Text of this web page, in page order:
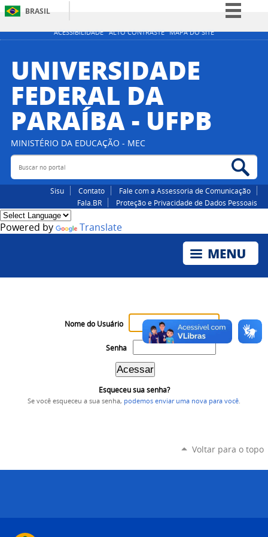
ACESSIBILIDADE ALTO CONTRASTE MAPA DO SITE
BRASIL
Simplifique!
Participe
Acesso à informação
Canais
UNIVERSIDADE
FEDERAL DA
PARAÍBA - UFPB
MINISTÉRIO DA EDUCAÇÃO - MEC
Buscar no portal
Sisu Contato
Fale com a Assessoria de Comunicação
Fala.BR
Proteção e Privacidade de Dados Pessoais
Powered by Translate
Nome do Usuário
Senha
Esqueceu sua senha?
Se você esqueceu a sua senha, podemos enviar uma nova para você
Voltar para o topo